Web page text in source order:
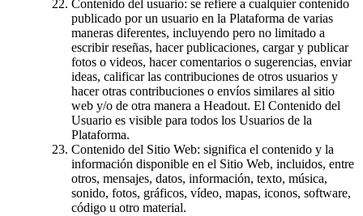
Contenido del usuario: se refiere a cualquier contenido
publicado por un usuario en la Plataforma de varias
maneras diferentes, incluyendo pero no limitado a
escribir reseñas, hacer publicaciones, cargar y publicar
fotos o videos, hacer comentarios o sugerencias, enviar
ideas, calificar las contribuciones de otros usuarios y
hacer otras contribuciones o envíos similares al sitio
web y/o de otra manera a Headout. El Contenido del
Usuario es visible para todos los Usuarios de la
Plataforma.
Contenido del Sitio Web: significa el contenido y la
información disponible en el Sitio Web, incluidos, entre
otros, mensajes, datos, información, texto, música,
sonido, fotos, gráficos, vídeo, mapas, iconos, software,
código u otro material.